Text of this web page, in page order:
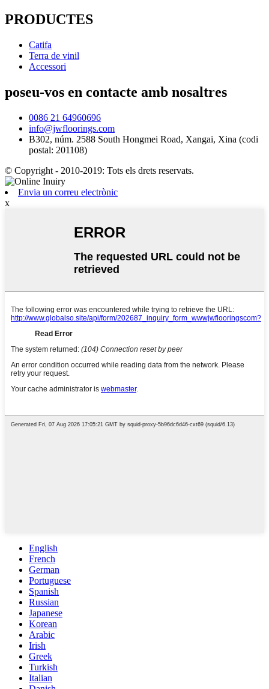
PRODUCTES
Catifa
Terra de vinil
Accessori
poseu-vos en contacte amb nosaltres
0086 21 64960696
info@jwfloorings.com
B302, núm. 2588 South Hongmei Road, Xangai, Xina (codi
postal: 201108)
© Copyright - 2010-2019: Tots els drets reservats.
Envia un correu electrònic
x
English
French
German
Portuguese
Spanish
Russian
Japanese
Korean
Arabic
Irish
Greek
Turkish
Italian